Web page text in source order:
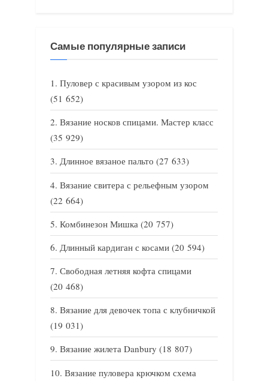
Самые популярные записи
Пуловер с красивым узором из кос
(51 652)
Вязание носков спицами. Мастер класс
(35 929)
Длинное вязаное пальто (27 633)
Вязание свитера с рельефным узором
(22 664)
Комбинезон Мишка (20 757)
Длинный кардиган с косами (20 594)
Свободная летняя кофта спицами
(20 468)
Вязание для девочек топа с клубничкой
(19 031)
Вязание жилета Danbury (18 807)
Вязание пуловера крючком схема